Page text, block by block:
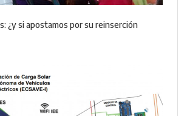
¿y si apostamos por su reinserción